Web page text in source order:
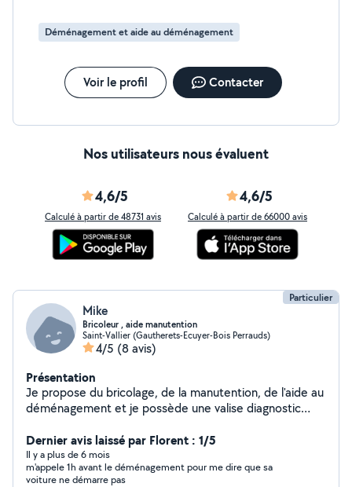
Déménagement et aide au déménagement
Voir le profil Contacter
Nos utilisateurs nous évaluent
4,6/5
Calculé à partir de 48731 avis
4,6/5
Calculé à partir de 66000 avis
Particulier
Mike
Bricoleur , aide manutention
Saint-Vallier (Gautherets-Ecuyer-Bois Perrauds)
4/5 (8 avis)
Présentation
Je propose du bricolage, de la manutention, de l'aide au
déménagement et je possède une valise diagnostic
particulier : uniquement de l'aide et du diagnostic, pas
de réparations professionnelles.
Dernier avis laissé par Florent : 1/5
Il y a plus de 6 mois
m'appele 1h avant le déménagement pour me dire que sa
voiture ne démarre pas